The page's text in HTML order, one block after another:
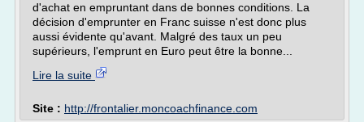
d'achat en empruntant dans de bonnes conditions. La
décision d'emprunter en Franc suisse n'est donc plus
aussi évidente qu'avant. Malgré des taux un peu
supérieurs, l'emprunt en Euro peut être la bonne...
Lire la suite
Site : http://frontalier.moncoachfinance.com